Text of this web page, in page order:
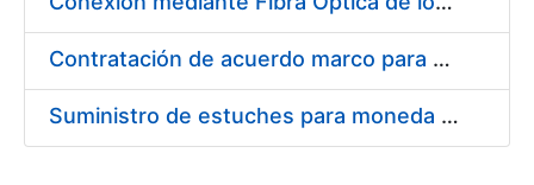
Contratación de acuerdo marco para el Suministro de Material de Electricidad para la Fábrica Nacional de Moneda y Timbre-Real Casa de la Moneda en su centro de trabajo de Burgos
Suministro de estuches para moneda de 30 €